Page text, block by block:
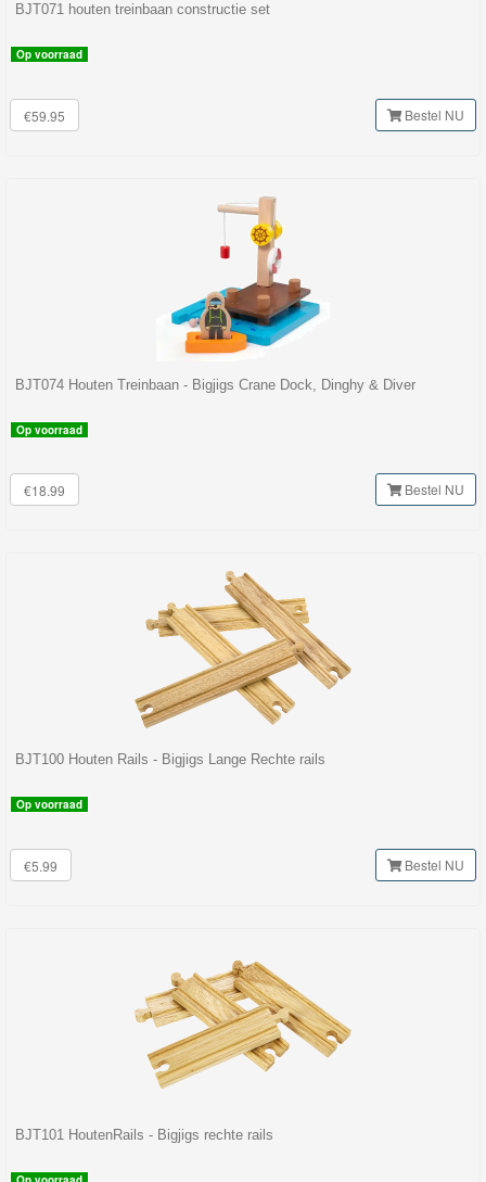
BJT071 houten treinbaan constructie set
Op voorraad
€59.95 Bestel NU
BJT074 Houten Treinbaan - Bigjigs Crane Dock, Dinghy & Diver
Op voorraad
€18.99 Bestel NU
BJT100 Houten Rails - Bigjigs Lange Rechte rails
Op voorraad
€5.99 Bestel NU
BJT101 HoutenRails - Bigjigs rechte rails